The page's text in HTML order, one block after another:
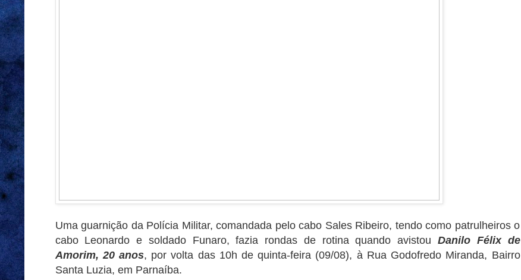
Uma guarnição da Polícia Militar, comandada pelo cabo Sales Ribeiro, tendo como patrulheiros o
cabo Leonardo e soldado Funaro, fazia rondas de rotina quando avistou Danilo Félix de
Amorim, 20 anos, por volta das 10h de quinta-feira (09/08), à Rua Godofredo Miranda, Bairro
Santa Luzia, em Parnaíba.